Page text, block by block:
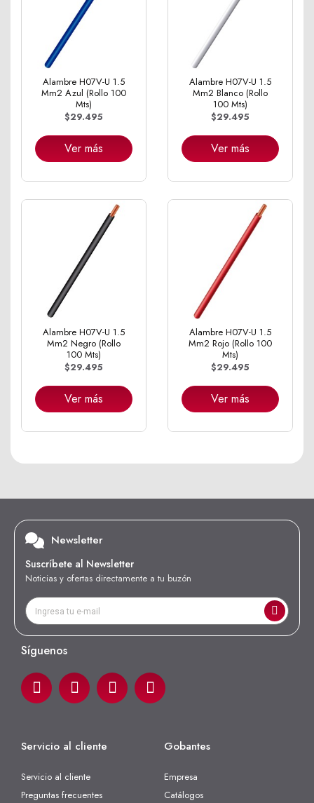
Alambre H07V-U 1.5
Mm2 Azul (Rollo 100
Mts)
$29.495
Ver más
Alambre H07V-U 1.5
Mm2 Blanco (Rollo
100 Mts)
$29.495
Ver más
Alambre H07V-U 1.5
Mm2 Negro (Rollo
100 Mts)
$29.495
Ver más
Alambre H07V-U 1.5
Mm2 Rojo (Rollo 100
Mts)
$29.495
Ver más
Newsletter
Suscríbete al Newsletter
Noticias y ofertas directamente a tu buzón
Síguenos
Servicio al cliente
Servicio al cliente
Preguntas frecuentes
Gobantes
Empresa
Catálogos